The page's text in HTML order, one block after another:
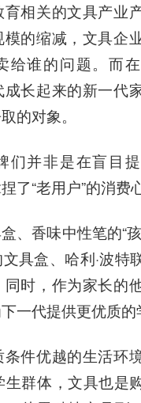
相关的文具产业
的缩减，文具企
给谁的问题。而
长起来的新一代
的对象。
们并非是在盲目
了“老用户”的消费
、香味中性笔的“
具盒、哈利·波特
时，作为家长的
一代提供更优质的
件优越的生活环
生群体，文具也是